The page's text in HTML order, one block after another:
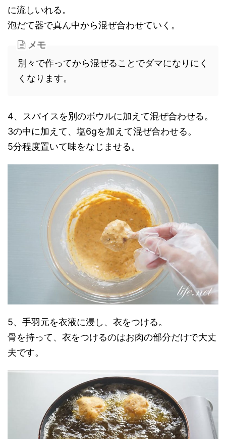
に流しいれる。
泡だて器で真ん中から混ぜ合わせていく。
メモ
別々で作ってから混ぜることでダマになりにく
くなります。
4、スパイスを別のボウルに加えて混ぜ合わせる。
3の中に加えて、塩6gを加えて混ぜ合わせる。
5分程度置いて味をなじませる。
5、手羽元を衣液に浸し、衣をつける。
骨を持って、衣をつけるのはお肉の部分だけで大丈
夫です。